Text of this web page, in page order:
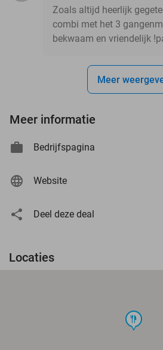
Zoals altijd heerlijk
combi met het 3
bekwaam en vriendelijk
Meer
Meer informatie
Bedrijfspagina
Website
Deel deze deal
Locaties
food